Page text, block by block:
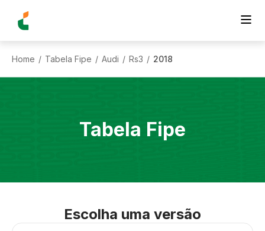
Home / Tabela Fipe / Audi / Rs3 / 2018
Tabela Fipe
Escolha uma versão